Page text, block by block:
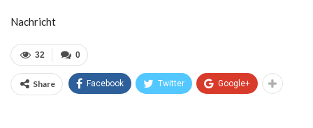
Nachricht
0
32
Share Facebook Twitter Google+